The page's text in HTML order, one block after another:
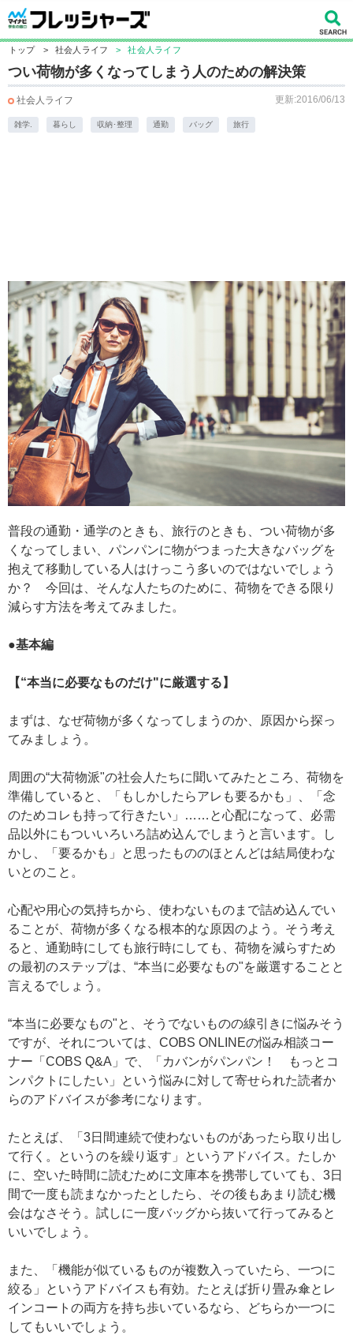
トップ > 社会人ライフ > 社会人ライフ
つい荷物が多くなってしまう人のための解決策
社会人ライフ 更新:2016/06/13
雑学. 暮らし 収納･整理 通勤 バッグ 旅行
普段の通勤・通学のときも、旅行のときも、つい荷物が多
くなってしまい、パンパンに物がつまった大きなバッグを
抱えて移動している人はけっこう多いのではないでしょう
か？ 今回は、そんな人たちのために、荷物をできる限り
減らす方法を考えてみました。
●基本編
【“本当に必要なものだけ"に厳選する】
まずは、なぜ荷物が多くなってしまうのか、原因から探っ
てみましょう。
周囲の“大荷物派"の社会人たちに聞いてみたところ、荷物を
準備していると、「もしかしたらアレも要るかも」、「念
のためコレも持って行きたい」……と心配になって、必需
品以外にもついいろいろ詰め込んでしまうと言います。し
かし、「要るかも」と思ったもののほとんどは結局使わな
いとのこと。
心配や用心の気持ちから、使わないものまで詰め込んでい
ることが、荷物が多くなる根本的な原因のよう。そう考え
ると、通勤時にしても旅行時にしても、荷物を減らすため
の最初のステップは、“本当に必要なもの"を厳選することと
言えるでしょう。
“本当に必要なもの"と、そうでないものの線引きに悩みそう
ですが、それについては、COBS ONLINEの悩み相談コー
ナー「COBS Q&A」で、「カバンがパンパン！ もっとコ
ンパクトにしたい」という悩みに対して寄せられた読者か
らのアドバイスが参考になります。
たとえば、「3日間連続で使わないものがあったら取り出し
て行く。というのを繰り返す」というアドバイス。たしか
に、空いた時間に読むために文庫本を携帯していても、3日
間で一度も読まなかったとしたら、その後もあまり読む機
会はなさそう。試しに一度バッグから抜いて行ってみると
いいでしょう。
また、「機能が似ているものが複数入っていたら、一つに
絞る」というアドバイスも有効。たとえば折り畳み傘とレ
インコートの両方を持ち歩いているなら、どちらか一つに
してもいいでしょう。